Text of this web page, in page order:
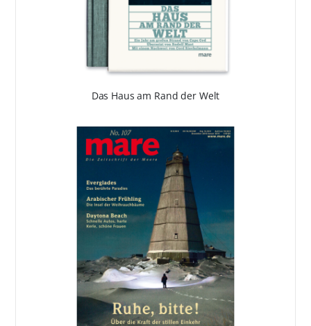
Das Haus am Rand der Welt